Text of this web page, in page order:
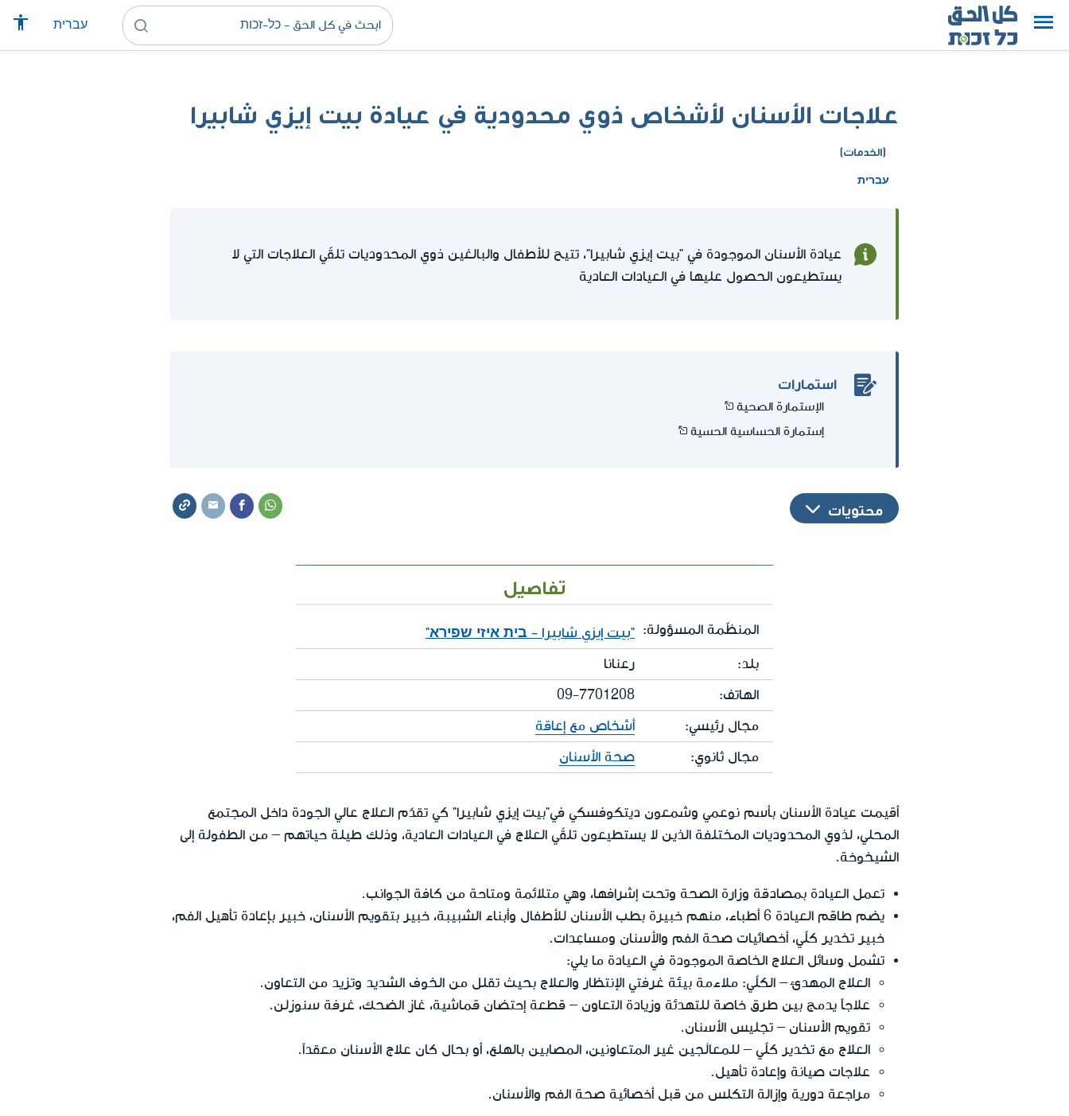
עברית
علاجات الأسنان لأشخاص ذوي محدودية في عيادة بيت إيزي شابيرا
(الخدمات)
עברית
عيادة الأسنان الموجودة في "بيت إيزي شابيرا"، تتيح للأطفال والبالغين ذوي المحدوديات تلقّي العلاجات التي لا
يستطيعون الحصول عليها في العيادات العادية
استمارات
الإستمارة الصحية
إستمارة الحساسية الحسية
محتويات
تفاصيل
المنظّمة المسؤولة: "بيت إيزي شابيرا - בית איזי שפירא"
بلد: رعنانا
الهاتف: 09-7701208
مجال رئيسي: أشخاص مع إعاقة
مجال ثانوي: صحة الأسنان
أقيمت عيادة الأسنان بأسم نوعمي وشمعون ديتكوفسكي في"بيت إيزي شابيرا" كي تقدّم العلاج عالي الجودة داخل المجتمع
المحلي، لذوي المحدوديات المختلفة الذين لا يستطيعون تلقّي العلاج في العيادات العادية، وذلك طيلة حياتهم – من الطفولة إلى
الشيخوخة.
تعمل العيادة بمصادقة وزارة الصحة وتحت إشرافها، وهي متلائمة ومتاحة من كافة الجوانب.
يضم طاقم العيادة 6 أطباء، منهم خبيرة بطب الأسنان للأطفال وأبناء الشبيبة، خبير بتقويم الأسنان، خبير بإعادة تأهيل الفم،
خبير تخدير كلّي، أخصائيات صحة الفم والأسنان ومساعِدات.
تشمل وسائل العلاج الخاصة الموجودة في العيادة ما يلي:
العلاج المهدئ – الكلّي: ملاءمة بيئة غرفتي الإنتظار والعلاج بحيث تقلل من الخوف الشديد وتزيد من التعاون.
علاجاً يدمج بين طرق خاصة للتهدئة وزيادة التعاون – قطعة إحتضان قماشية، غاز الضحك، غرفة سنوزلن.
تقويم الأسنان – تجليس الأسنان.
العلاج مع تخدير كلّي – للمعالَجين غير المتعاونين، المصابين بالهلع، أو بحال كان علاج الأسنان معقداً.
علاجات صيانة وإعادة تأهيل.
مراجعة دورية وإزالة التكلس من قبل أخصائية صحة الفم والأسنان.